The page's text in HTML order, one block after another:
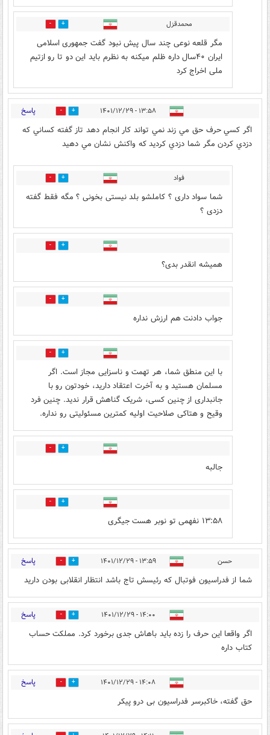
محمدقزل 18
مگر قلعه نوعی چند سال پیش نبود گفت جمهوری اسلامی
ایران ۴۰سال داره ظلم میکنه به نظرم باید این دو تا رو ازتیم
ملی اخراج کرد
۱۳:۵۸ - ۱۴۰۱/۱۲/۲۹ 18 پاسخ
اگر كسي حرف حق مي زند نمي تواند كار انجام دهد تاز گفته كساني كه
دزدي كردن مگر شما دزدي كرديد كه واكنش نشان مي دهيد
فواد 27
شما سواد داری ؟ کاملشو بلد نیستی بخونی ؟ مگه فقط گفته
دزدی ؟
2
همیشه انقدر بدی؟
11
جواب دادنت هم ارزش نداره
12
با این منطق شما، هر تهمت و ناسزایی مجاز است. اگر
مسلمان هستید و به آخرت اعتقاد دارید، خودتون رو با
جانبداری از چنین کسی، شریک گناهش قرار ندید. چنین فرد
وقیح و هتاکی صلاحیت اولیه کمترین مسئولیتی رو نداره.
4
جالبه
7
۱۳:۵۸ نفهمی تو نوبر هست جیگری
حسن ۱۳:۵۹ - ۱۴۰۱/۱۲/۲۹ 40 پاسخ
شما از فدراسیون فوتبال که رئیسش تاج باشد انتظار انقلابی بودن دارید
۱۴:۰۰ - ۱۴۰۱/۱۲/۲۹ 31 پاسخ
اگر واقعا این حرف را زده باید باهاش جدی برخورد کرد. مملکت حساب
کتاب داره
۱۴:۰۸ - ۱۴۰۱/۱۲/۲۹ 21 پاسخ
حق گفته، خاکبرسر فدراسیون بی درو پیکر